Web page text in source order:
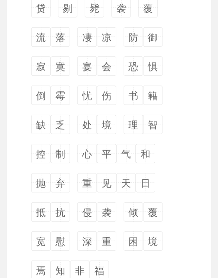
贷 剔 毙 袭 覆
流 落 凄 凉 防 御
寂 寞 宴 会 恐 惧
倒 霉 忧 伤 书 籍
缺 乏 处 境 理 智
控 制 心 平 气 和
抛 弃 重 见 天 日
抵 抗 侵 袭 倾 覆
宽 慰 深 重 困 境
焉 知 非 福